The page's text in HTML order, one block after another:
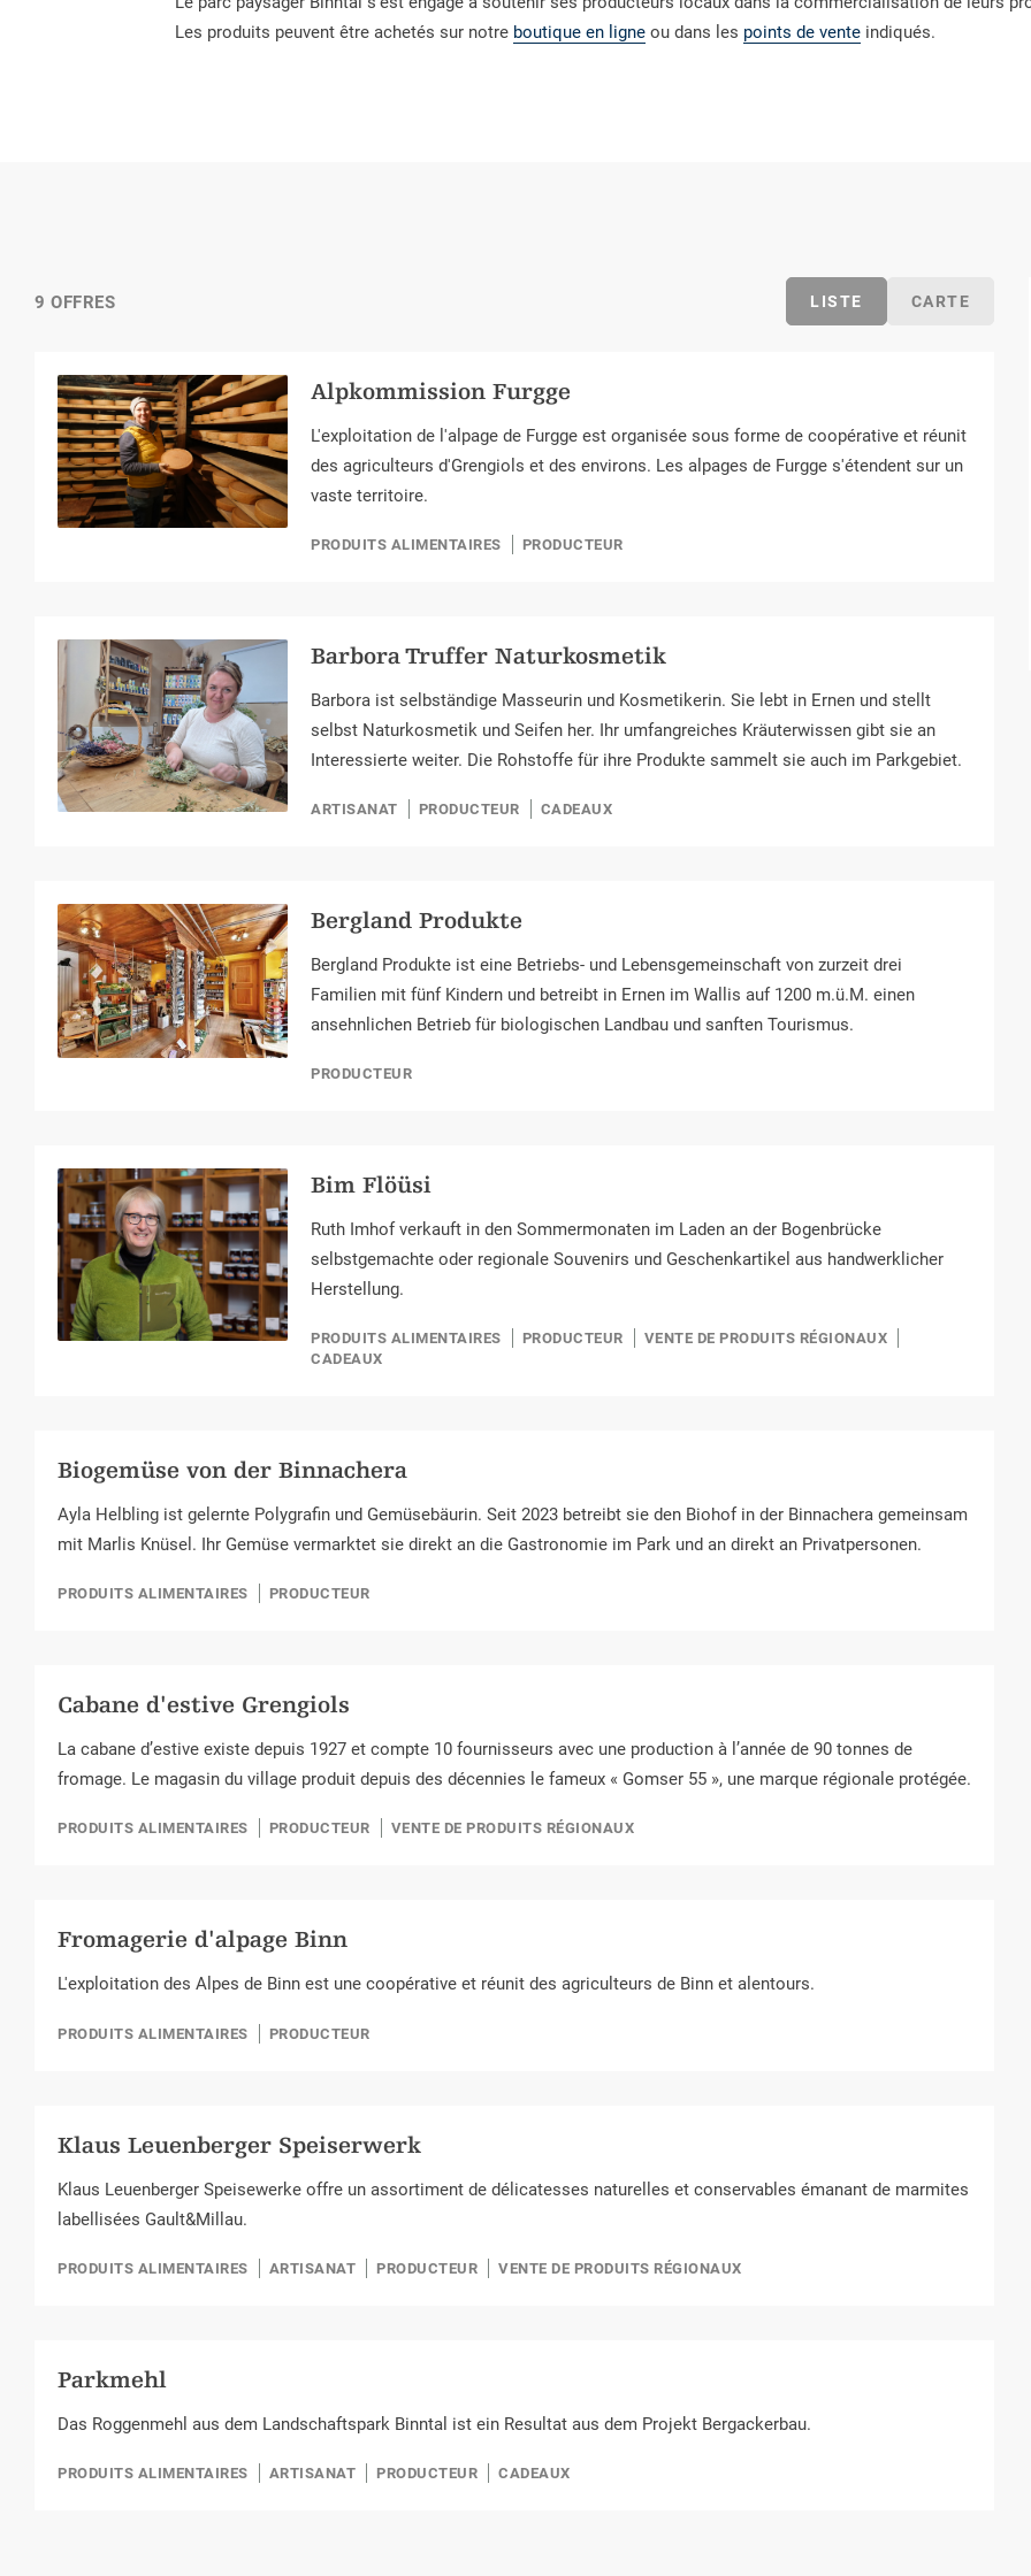
Les produits peuvent être achetés sur notre boutique en ligne ou dans les points de vente indiqués.
LISTE CARTE
9 OFFRES
Alpkommission Furgge
L'exploitation de l'alpage de Furgge est organisée sous forme de coopérative et réunit
des agriculteurs d'Grengiols et des environs. Les alpages de Furgge s'étendent sur un
vaste territoire.
PRODUITS ALIMENTAIRES PRODUCTEUR
Barbora Truffer Naturkosmetik
Barbora ist selbständige Masseurin und Kosmetikerin. Sie lebt in Ernen und stellt
selbst Naturkosmetik und Seifen her. Ihr umfangreiches Kräuterwissen gibt sie an
Interessierte weiter. Die Rohstoffe für ihre Produkte sammelt sie auch im Parkgebiet.
ARTISANAT PRODUCTEUR CADEAUX
Bergland Produkte
Bergland Produkte ist eine Betriebs- und Lebensgemeinschaft von zurzeit drei
Familien mit fünf Kindern und betreibt in Ernen im Wallis auf 1200 m.ü.M. einen
ansehnlichen Betrieb für biologischen Landbau und sanften Tourismus.
PRODUCTEUR
Bim Flöüsi
Ruth Imhof verkauft in den Sommermonaten im Laden an der Bogenbrücke
selbstgemachte oder regionale Souvenirs und Geschenkartikel aus handwerklicher
Herstellung.
PRODUITS ALIMENTAIRES PRODUCTEUR
VENTE DE PRODUITS RÉGIONAUX
CADEAUX
Biogemüse von der Binnachera
Ayla Helbling ist gelernte Polygrafin und Gemüsebäurin. Seit 2023 betreibt sie den Biohof in der Binnachera gemeinsam
mit Marlis Knüsel. Ihr Gemüse vermarktet sie direkt an die Gastronomie im Park und an direkt an Privatpersonen.
PRODUITS ALIMENTAIRES PRODUCTEUR
Cabane d'estive Grengiols
La cabane d’estive existe depuis 1927 et compte 10 fournisseurs avec une production à l’année de 90 tonnes de
fromage. Le magasin du village produit depuis des décennies le fameux « Gomser 55 », une marque régionale protégée.
PRODUITS ALIMENTAIRES PRODUCTEUR VENTE DE PRODUITS RÉGIONAUX
Fromagerie d'alpage Binn
L'exploitation des Alpes de Binn est une coopérative et réunit des agriculteurs de Binn et alentours.
PRODUITS ALIMENTAIRES PRODUCTEUR
Klaus Leuenberger Speiserwerk
Klaus Leuenberger Speisewerke offre un assortiment de délicatesses naturelles et conservables émanant de marmites
labellisées Gault&Millau.
PRODUITS ALIMENTAIRES ARTISANAT PRODUCTEUR VENTE DE PRODUITS RÉGIONAUX
SUGGESTION
Parkmehl
Das Roggenmehl aus dem Landschaftspark Binntal ist ein Resultat aus dem Projekt Bergackerbau.
PRODUITS ALIMENTAIRES ARTISANAT PRODUCTEUR CADEAUX